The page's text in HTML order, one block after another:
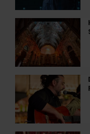
dit
voorjaar
niet
mag
missen
in
Kom
naar
de
Kerk
van
de
Santos
Juanes
in
Valencia
en
flamencoshow
in
Restaurant